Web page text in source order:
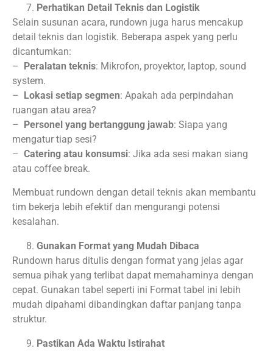
Perhatikan Detail Teknis dan Logistik
Selain susunan acara, rundown juga harus mencakup
detail teknis dan logistik. Beberapa aspek yang perlu
dicantumkan:
–
Peralatan teknis: Mikrofon, proyektor, laptop, sound
system.
–
Lokasi setiap segmen: Apakah ada perpindahan
ruangan atau area?
–
Personel yang bertanggung jawab: Siapa yang
mengatur tiap sesi?
– Catering atau konsumsi: Jika ada sesi makan siang
atau coffee break.
Membuat rundown dengan detail teknis akan membantu
tim bekerja lebih efektif dan mengurangi potensi
kesalahan.
Gunakan Format yang Mudah Dibaca
Rundown harus ditulis dengan format yang jelas agar
semua pihak yang terlibat dapat memahaminya dengan
cepat. Gunakan tabel seperti ini Format tabel ini lebih
mudah dipahami dibandingkan daftar panjang tanpa
struktur.
Pastikan Ada Waktu Istirahat